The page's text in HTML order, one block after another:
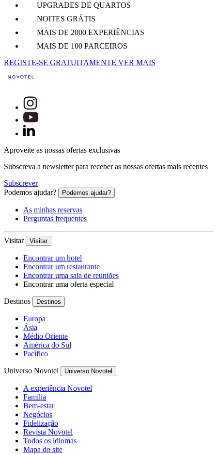
UPGRADES DE QUARTOS
NOITES GRÁTIS
MAIS DE 2000 EXPERIÊNCIAS
MAIS DE 100 PARCEIROS
REGISTE-SE GRATUITAMENTE VER MAIS
Aproveite as nossas ofertas exclusivas
Subscreva a newsletter para receber as nossas ofertas mais recentes
Subscrever
Podemos ajudar?
Podemos ajudar?
As minhas reservas
Perguntas frequentes
Visitar Visitar
Encontrar um hotel
Encontrar um restaurante
Encontrar uma sala de reuniões
Encontrar uma oferta especial
Destinos Destinos
Europa
Ásia
Médio Oriente
América do Sul
Pacífico
Universo Novotel Universo Novotel
A experiência Novotel
Família
Bem-estar
Negócios
Fidelização
Revista Novotel
Todos os idiomas
Mapa do site